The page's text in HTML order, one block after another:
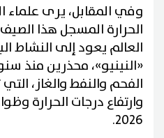
وفي المقابل، يرى علماء
الحرارة المسجل هذا
العالم يعود إلى النشاط
«النينيو»، محذرين منذ
الفحم والنفط والغاز،
وارتفاع درجات الحرارة
2026.